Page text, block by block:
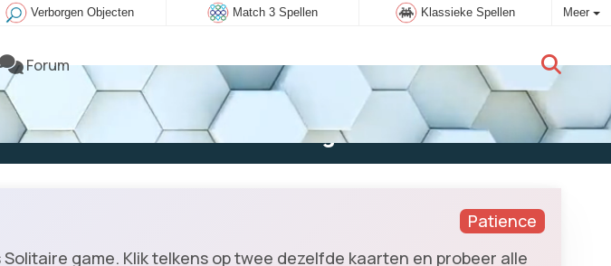
Verborgen Objecten Match 3 Spellen Klassieke Spellen Meer
Forum
Nieuwe gebruiker:Aanmelden
Patience
game. Klik telkens op twee dezelfde kaarten en probeer alle